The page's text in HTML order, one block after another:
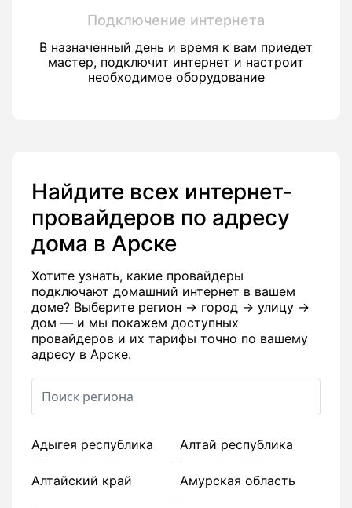
Подключение интернета
В назначенный день и время к вам приедет
мастер, подключит интернет и настроит
необходимое оборудование
Найдите всех интернет-
провайдеров по адресу
дома в Арске
Хотите узнать, какие провайдеры
подключают домашний интернет в вашем
доме? Выберите регион → город → улицу →
дом — и мы покажем доступных
провайдеров и их тарифы точно по вашему
адресу в Арске.
Адыгея республика Алтай республика
Алтайский край Амурская область